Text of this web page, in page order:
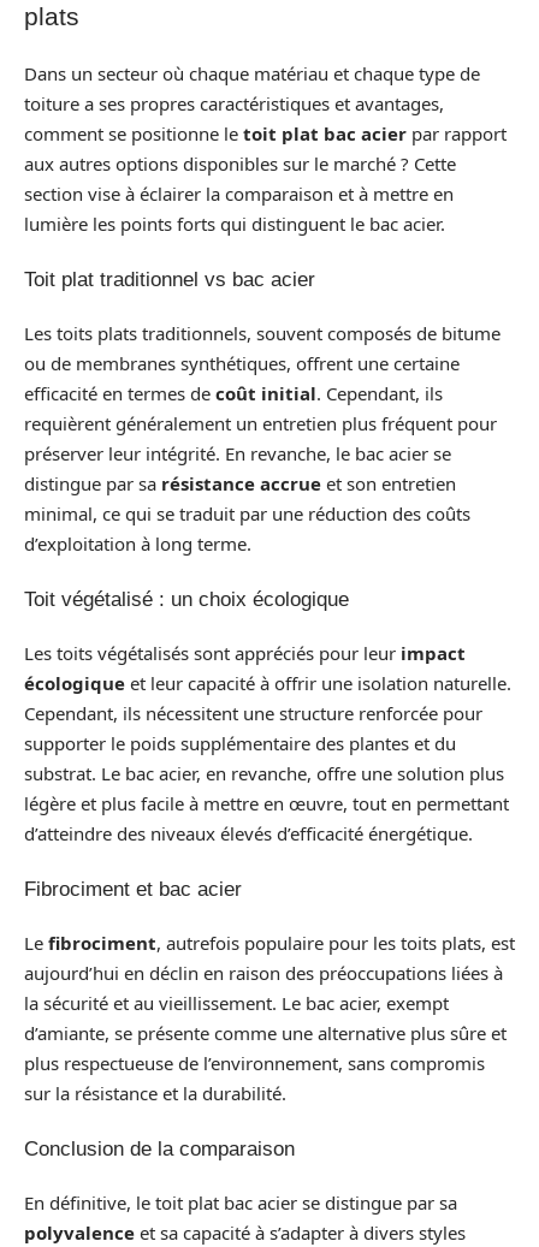
plats
Dans un secteur où chaque matériau et chaque type de
toiture a ses propres caractéristiques et avantages,
comment se positionne le toit plat bac acier par rapport
aux autres options disponibles sur le marché ? Cette
section vise à éclairer la comparaison et à mettre en
lumière les points forts qui distinguent le bac acier.
Toit plat traditionnel vs bac acier
Les toits plats traditionnels, souvent composés de bitume
ou de membranes synthétiques, offrent une certaine
efficacité en termes de coût initial. Cependant, ils
requièrent généralement un entretien plus fréquent pour
préserver leur intégrité. En revanche, le bac acier se
distingue par sa résistance accrue et son entretien
minimal, ce qui se traduit par une réduction des coûts
d’exploitation à long terme.
Toit végétalisé : un choix écologique
Les toits végétalisés sont appréciés pour leur impact
écologique et leur capacité à offrir une isolation naturelle.
Cependant, ils nécessitent une structure renforcée pour
supporter le poids supplémentaire des plantes et du
substrat. Le bac acier, en revanche, offre une solution plus
légère et plus facile à mettre en œuvre, tout en permettant
d’atteindre des niveaux élevés d’efficacité énergétique.
Fibrociment et bac acier
Le fibrociment, autrefois populaire pour les toits plats, est
aujourd’hui en déclin en raison des préoccupations liées à
la sécurité et au vieillissement. Le bac acier, exempt
d’amiante, se présente comme une alternative plus sûre et
plus respectueuse de l’environnement, sans compromis
sur la résistance et la durabilité.
Conclusion de la comparaison
En définitive, le toit plat bac acier se distingue par sa
polyvalence et sa capacité à s’adapter à divers styles